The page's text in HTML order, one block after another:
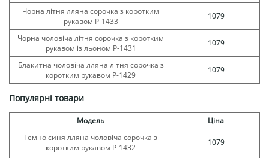
Чорна літня лляна сорочка з коротким
рукавом Р-1433
1079
Чорна чоловіча літня сорочка з коротким
рукавом із льоном Р-1431
1079
Блакитна чоловіча лляна літня сорочка з
коротким рукавом Р-1429
1079
Популярні товари
Модель
Ціна
Темно синя лляна чоловіча сорочка з
коротким рукавом Р-1432
1079